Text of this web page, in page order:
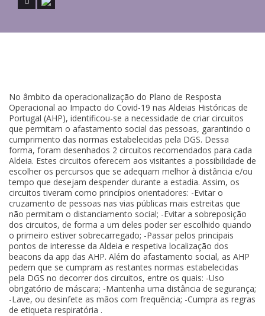
No âmbito da operacionalização do Plano de Resposta
Operacional ao Impacto do Covid-19 nas Aldeias Históricas de
Portugal (AHP), identificou-se a necessidade de criar circuitos
que permitam o afastamento social das pessoas, garantindo o
cumprimento das normas estabelecidas pela DGS. Dessa
forma, foram desenhados 2 circuitos recomendados para cada
Aldeia. Estes circuitos oferecem aos visitantes a possibilidade de
escolher os percursos que se adequam melhor à distância e/ou
tempo que desejam despender durante a estadia. Assim, os
circuitos tiveram como princípios orientadores: -Evitar o
cruzamento de pessoas nas vias públicas mais estreitas que
não permitam o distanciamento social; -Evitar a sobreposição
dos circuitos, de forma a um deles poder ser escolhido quando
o primeiro estiver sobrecarregado; -Passar pelos principais
pontos de interesse da Aldeia e respetiva localização dos
beacons da app das AHP. Além do afastamento social, as AHP
pedem que se cumpram as restantes normas estabelecidas
pela DGS no decorrer dos circuitos, entre os quais: -Uso
obrigatório de máscara; -Mantenha uma distância de segurança;
-Lave, ou desinfete as mãos com frequência; -Cumpra as regras
de etiqueta respiratória .